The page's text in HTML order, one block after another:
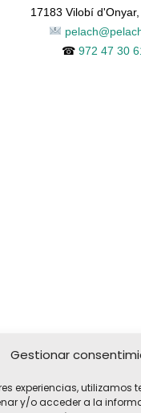
Gestionar
experiencias,
y/o acceder a la
17183 Vilobí
☎972 47 30